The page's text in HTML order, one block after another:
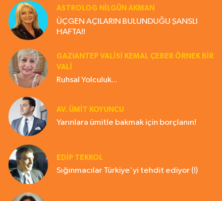
ASTROLOG NILGÜN AKMAN
ÜÇGEN AÇILARIN BULUNDUĞU ŞANSLI
HAFTA!!
GAZIANTEP VALISI KEMAL ÇEBER ÖRNEK BİR
VALİ
Ruhsal Yolculuk...
AV. ÜMIT KOYUNCU
Yarınlara ümitle bakmak için borçlanın!
EDIP TEKKOL
Sığınmacılar Türkiye'yi tehdit ediyor (!)